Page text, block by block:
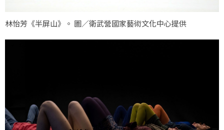
林怡芳《半屏山》。 圖／衛武營國家藝術文化中心提供